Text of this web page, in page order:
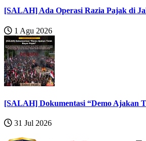
[SALAH] Ada Operasi Razia Pajak di
1 Agu 2026
[SALAH] Dokumentasi “Demo Ajakan
31 Jul 2026